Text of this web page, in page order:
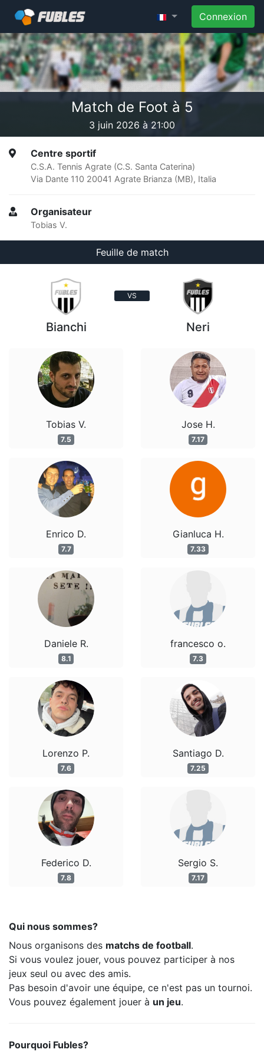
Connexion
Match de Foot à 5
3 juin 2026 à 21:00
Centre sportif
C.S.A. Tennis Agrate (C.S. Santa Caterina)
Via Dante 110 20041 Agrate Brianza (MB), Italia
Organisateur
Tobias V.
Feuille de match
VS
Bianchi
Tobias V.
7.5
Enrico D.
7.7
Daniele R.
8.1
Lorenzo P.
7.6
Federico D.
7.8
Neri
Jose H.
7.17
Gianluca H.
7.33
francesco o.
7.3
Santiago D.
7.25
Sergio S.
7.17
Qui nous sommes?
Nous organisons des matchs de football.
Si vous voulez jouer, vous pouvez participer à nos
jeux seul ou avec des amis.
Pas besoin d'avoir une équipe, ce n'est pas un tournoi.
Vous pouvez également jouer à un jeu.
Pourquoi Fubles?